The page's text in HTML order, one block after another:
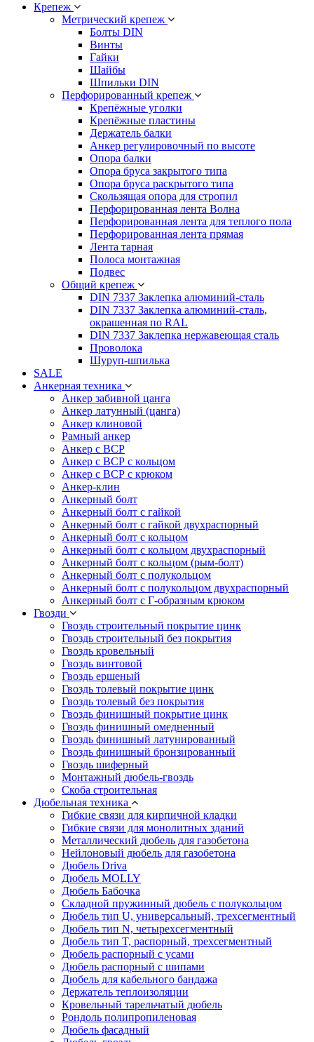
Крепеж
Метрический крепеж
Болты DIN
Винты
Гайки
Шайбы
Шпильки DIN
Перфорированный крепеж
Крепёжные уголки
Крепёжные пластины
Держатель балки
Анкер регулировочный по высоте
Опора балки
Опора бруса закрытого типа
Опора бруса раскрытого типа
Скользящая опора для стропил
Перфорированная лента Волна
Перфорированная лента для теплого пола
Перфорированная лента прямая
Лента тарная
Полоса монтажная
Подвес
Общий крепеж
DIN 7337 Заклепка алюминий-сталь
DIN 7337 Заклепка алюминий-сталь,
окрашенная по RAL
DIN 7337 Заклепка нержавеющая сталь
Проволока
Шуруп-шпилька
SALE
Анкерная техника
Анкер забивной цанга
Анкер латунный (цанга)
Анкер клиновой
Рамный анкер
Анкер с ВСР
Анкер с ВСР с кольцом
Анкер с ВСР с крюком
Анкер-клин
Анкерный болт
Анкерный болт с гайкой
Анкерный болт с гайкой двухраспорный
Анкерный болт с кольцом
Анкерный болт с кольцом двухраспорный
Анкерный болт с кольцом (рым-болт)
Анкерный болт с полукольцом
Анкерный болт с полукольцом двухраспорный
Анкерный болт с Г-образным крюком
Гвозди
Гвоздь строительный покрытие цинк
Гвоздь строительный без покрытия
Гвоздь кровельный
Гвоздь винтовой
Гвоздь ершеный
Гвоздь толевый покрытие цинк
Гвоздь толевый без покрытия
Гвоздь финишный покрытие цинк
Гвоздь финишный омедненный
Гвоздь финишный латунированный
Гвоздь финишный бронзированный
Гвоздь шиферный
Монтажный дюбель-гвоздь
Скоба строительная
Дюбельная техника
Гибкие связи для кирпичной кладки
Гибкие связи для монолитных зданий
Металлический дюбель для газобетона
Нейлоновый дюбель для газобетона
Дюбель Driva
Дюбель MOLLY
Дюбель Бабочка
Складной пружинный дюбель с полукольцом
Дюбель тип U, универсальный, трехсегментный
Дюбель тип N, четырехсегментный
Дюбель тип T, распорный, трехсегментный
Дюбель распорный с усами
Дюбель распорный с шипами
Дюбель для кабельного бандажа
Держатель теплоизоляции
Кровельный тарельчатый дюбель
Рондоль полипропиленовая
Дюбель фасадный